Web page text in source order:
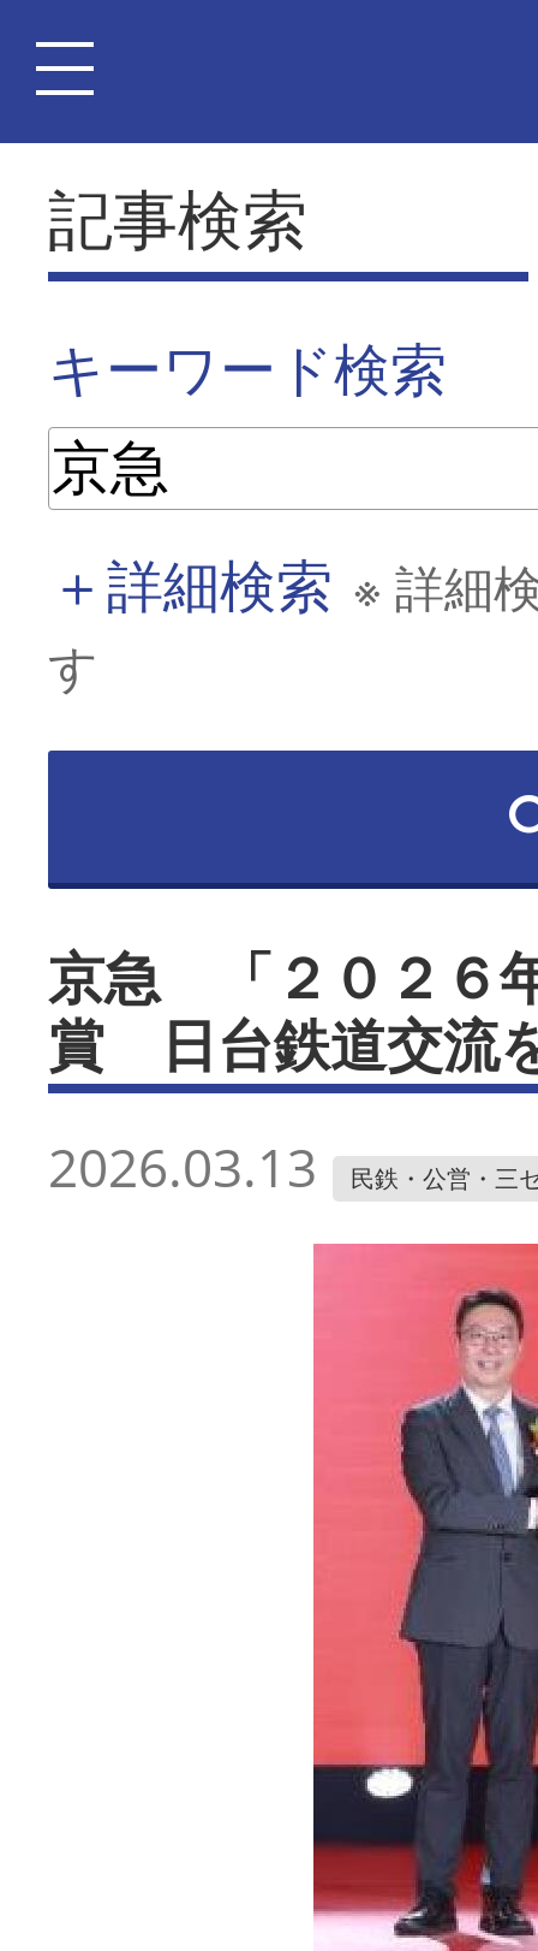
記事検索
キーワード検索
＋詳細検索 ※ 詳細
す
京急 「２０２６
賞 日台鉄道交流
2026.03.13 民鉄・公営・三